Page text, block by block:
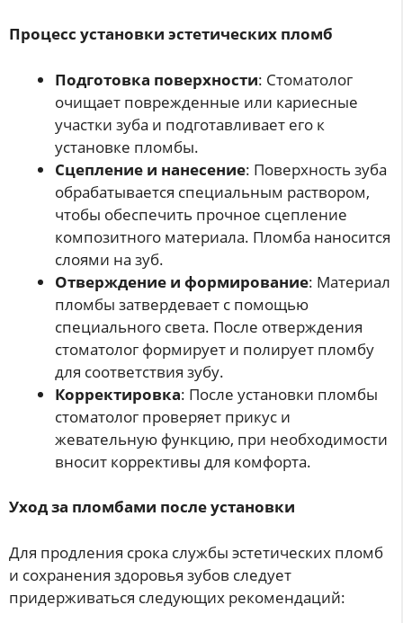
Процесс установки эстетических пломб
Подготовка поверхности: Стоматолог
очищает поврежденные или кариесные
участки зуба и подготавливает его к
установке пломбы.
Сцепление и нанесение: Поверхность зуба
обрабатывается специальным раствором,
чтобы обеспечить прочное сцепление
композитного материала. Пломба наносится
слоями на зуб.
Отверждение и формирование: Материал
пломбы затвердевает с помощью
специального света. После отверждения
стоматолог формирует и полирует пломбу
для соответствия зубу.
Корректировка: После установки пломбы
стоматолог проверяет прикус и
жевательную функцию, при необходимости
вносит коррективы для комфорта.
Уход за пломбами после установки
Для продления срока службы эстетических пломб
и сохранения здоровья зубов следует
придерживаться следующих рекомендаций: